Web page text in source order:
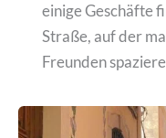
einige Geschäfte
Straße, auf der
Freunden